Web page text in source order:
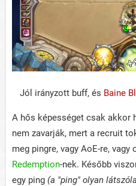
Jól irányzott buff, és Baine
A hős képességet csak akkor
nem zavarják, mert a recruit
meg pingre, vagy AoE-re,
Redemption-nek. Később
egy ping (a "ping" olyan